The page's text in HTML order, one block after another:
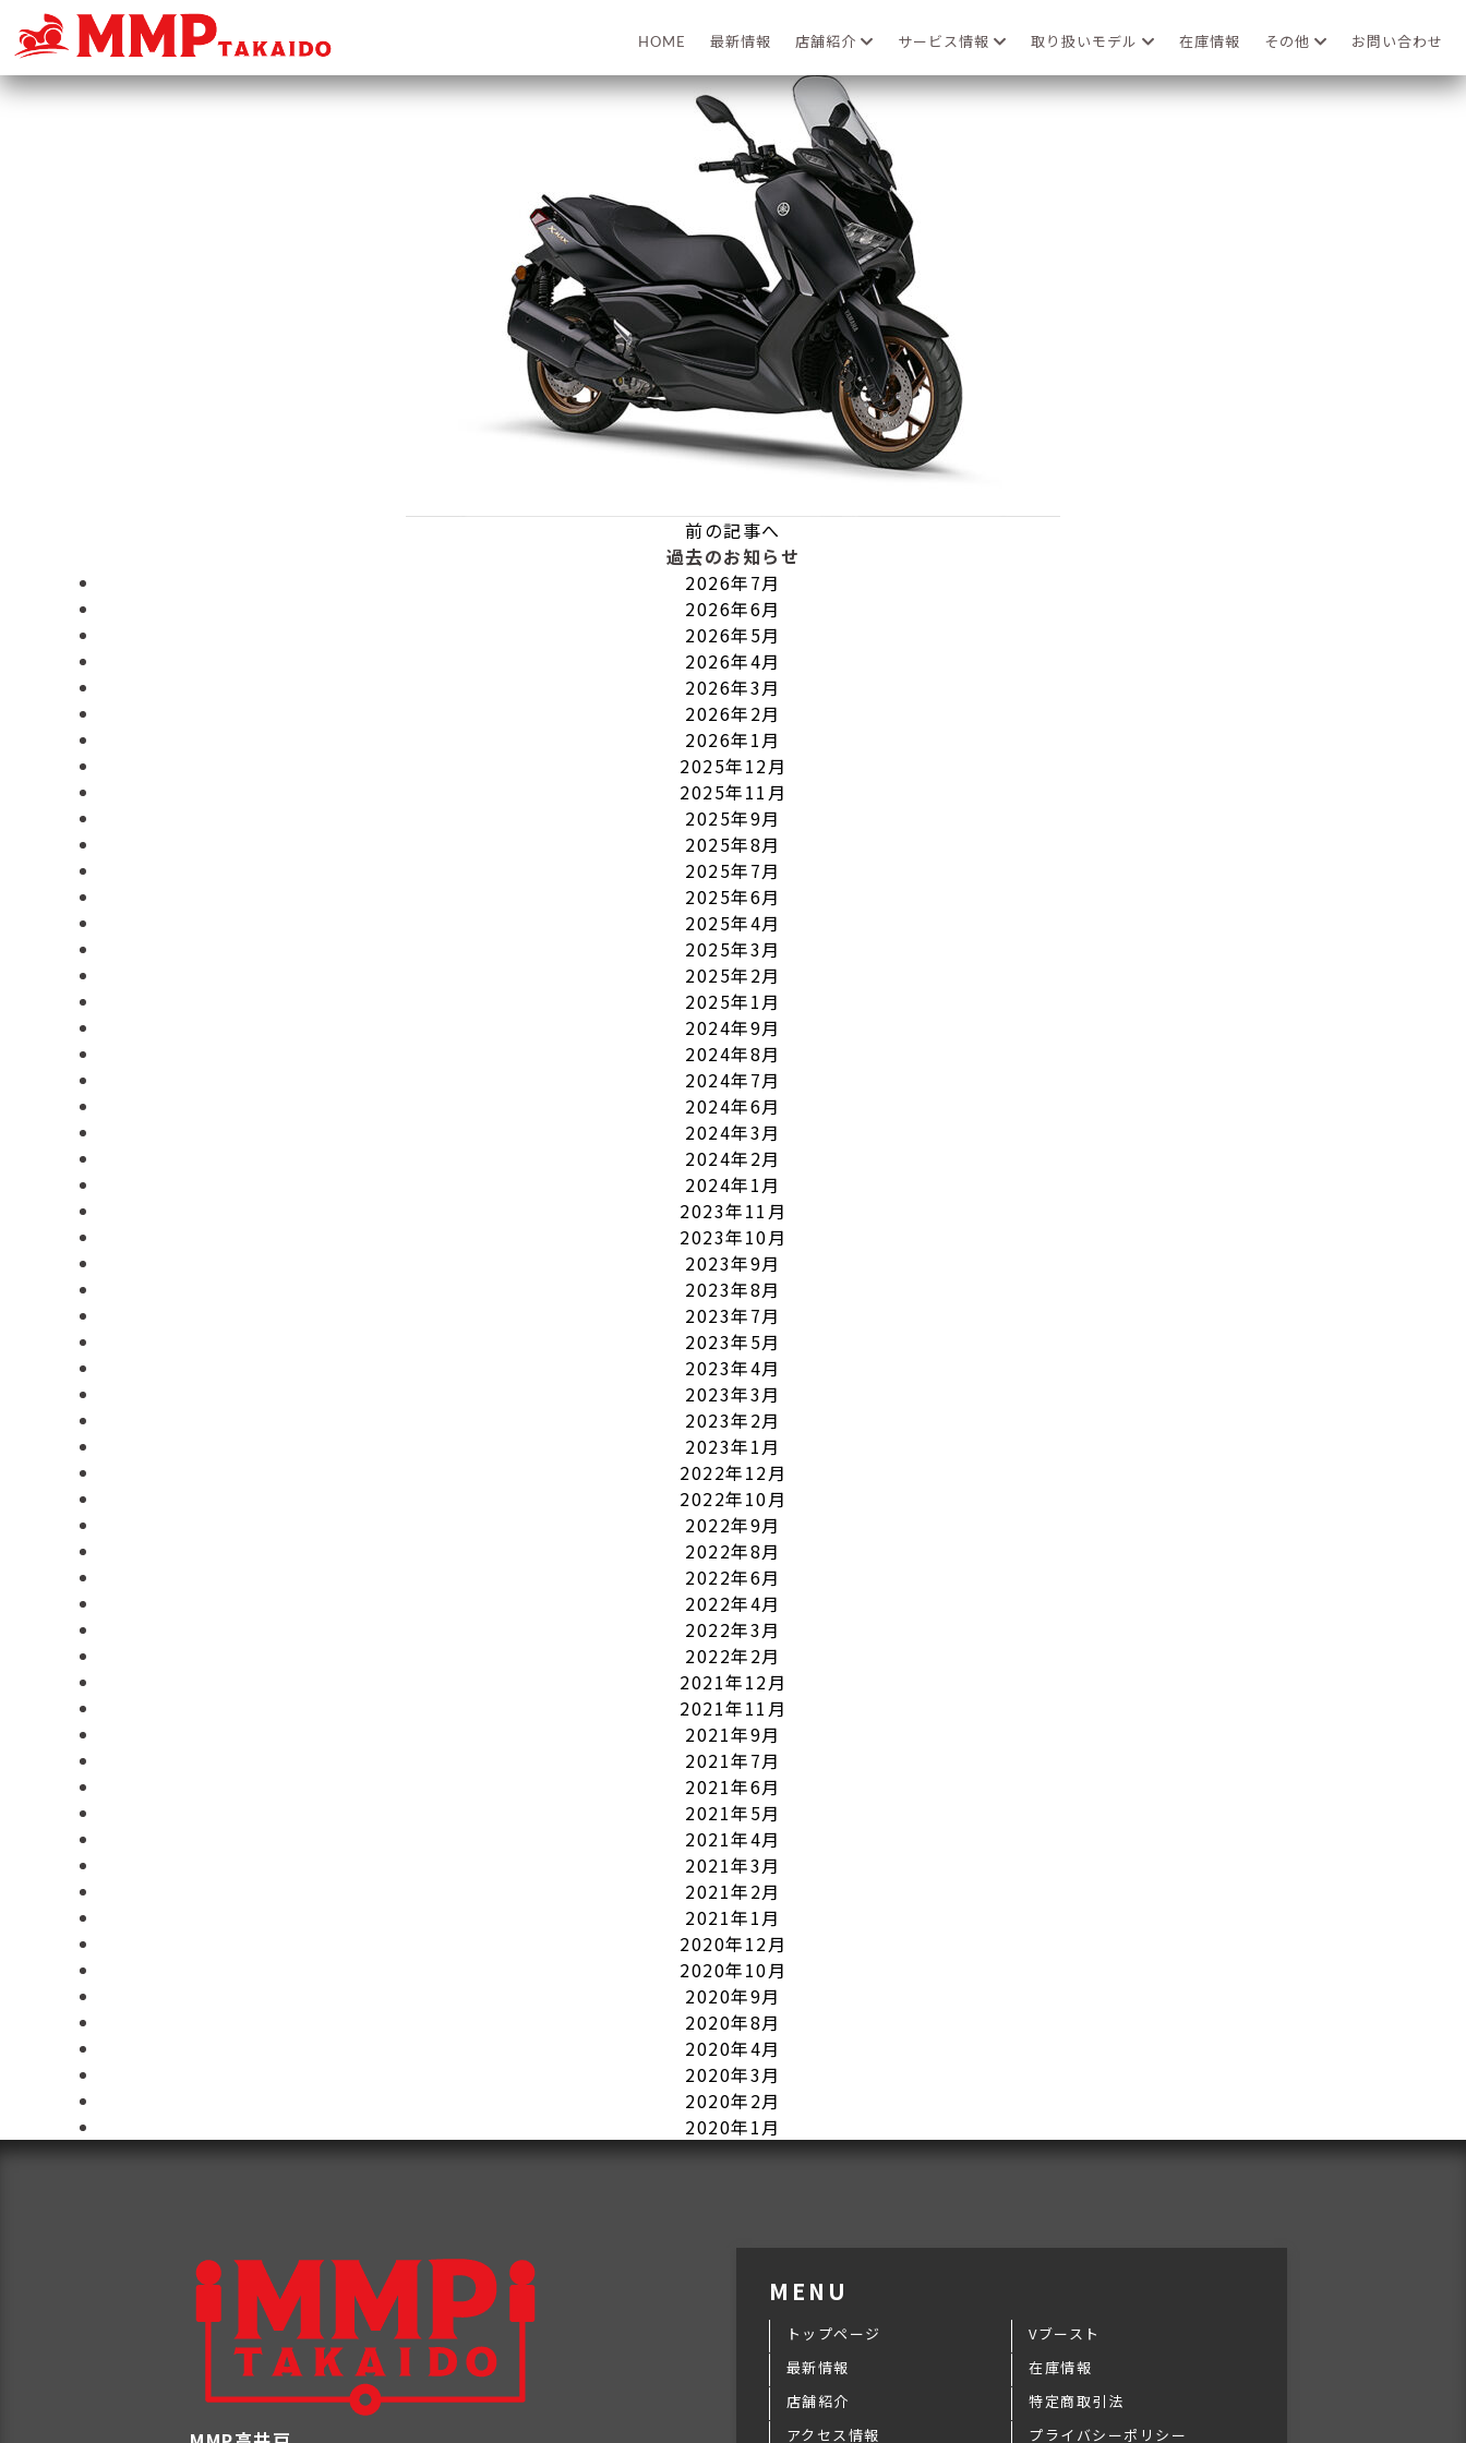
HOME 最新情報 店舗紹介 サービス情報 取り扱いモデル 在庫情報 その他 お問い合わせ
前の記事へ
過去のお知らせ
2026年7月
2026年6月
2026年5月
2026年4月
2026年3月
2026年2月
2026年1月
2025年12月
2025年11月
2025年9月
2025年8月
2025年7月
2025年6月
2025年4月
2025年3月
2025年2月
2025年1月
2024年9月
2024年8月
2024年7月
2024年6月
2024年3月
2024年2月
2024年1月
2023年11月
2023年10月
2023年9月
2023年8月
2023年7月
2023年5月
2023年4月
2023年3月
2023年2月
2023年1月
2022年12月
2022年10月
2022年9月
2022年8月
2022年6月
2022年4月
2022年3月
2022年2月
2021年12月
2021年11月
2021年9月
2021年7月
2021年6月
2021年5月
2021年4月
2021年3月
2021年2月
2021年1月
2020年12月
2020年10月
2020年9月
2020年8月
2020年4月
2020年3月
2020年2月
2020年1月
MENU
トップページ
最新情報
店舗紹介
アクセス情報
Vブースト
在庫情報
特定商取引法
プライバシーポリシー